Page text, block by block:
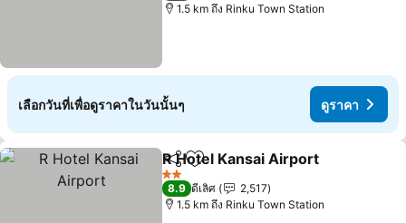
1.5 km ถึง Rinku Town Station
เลือกวันที่เพื่อดูราคาในวันนั้นๆ ดูราคา
แชร์ เพิ่มในรายการโปรด
R Hotel Kansai Airport
2 ดาว
8.9 ดีเลิศ
2,517
1.5 km ถึง Rinku Town Station